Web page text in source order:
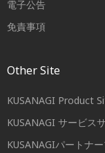
電子公告
免責事項
Other Site
KUSANAGI Product
KUSANAGI サービス
KUSANAGIパートナ